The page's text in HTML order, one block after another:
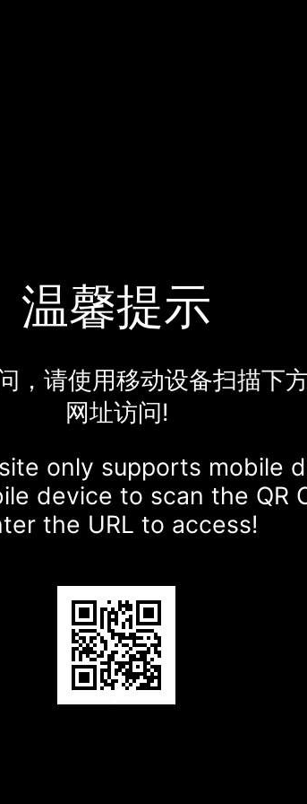
温馨提示
，请使用移动设备扫描下
网址访问!
only supports mobile
device to scan the QR
the URL to access!